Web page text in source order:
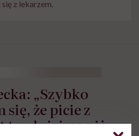
z lekarzem.
„Szybko
się, że picie z
trudniejsze niż